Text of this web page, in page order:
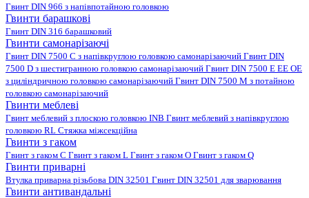
Гвинт DIN 966 з напівпотайною головкою
Гвинти барашкові
Гвинт DIN 316 барашковий
Гвинти самонарізаючі
Гвинт DIN 7500 C з напівкруглою головкою самонарізаючий Гвинт DIN
7500 D з шестигранною головкою самонарізаючий Гвинт DIN 7500 E EE OE
з циліндричною головкою самонарізаючий Гвинт DIN 7500 M з потайною
головкою самонарізаючий
Гвинти меблеві
Гвинт меблевий з плоскою головкою INB Гвинт меблевий з напівкруглою
головкою RL Стяжка міжсекційна
Гвинти з гаком
Гвинт з гаком C Гвинт з гаком L Гвинт з гаком O Гвинт з гаком Q
Гвинти приварні
Втулка приварна різьбова DIN 32501 Гвинт DIN 32501 для зварювання
Гвинти антивандальні